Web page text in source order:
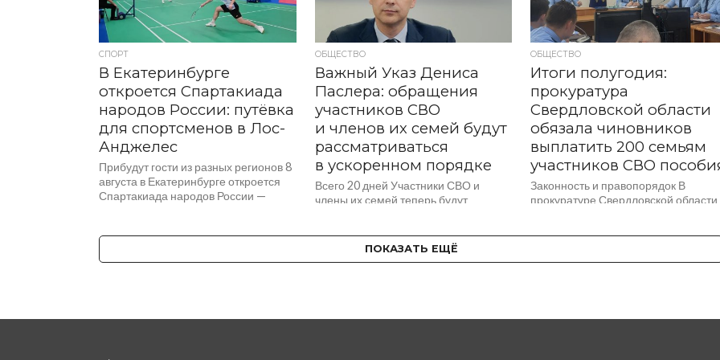
СПОРТ
В Екатеринбурге
откроется Спартакиада
народов России: путёвка
для спортсменов в Лос-
Анджелес
Прибудут гости из разных регионов 8
августа в Екатеринбурге откроется
Спартакиада народов России —
ОБЩЕСТВО
Важный Указ Дениса
Паслера: обращения
участников СВО
и членов их семей будут
рассматриваться
в ускоренном порядке
Всего 20 дней Участники СВО и
члены их семей теперь будут
ОБЩЕСТВО
Итоги полугодия:
прокуратура
Свердловской области
обязала чиновников
выплатить 200 семьям
участников СВО
Законность и правопорядок В
прокуратуре Свердловской области
ПОКАЗАТЬ ЕЩЁ